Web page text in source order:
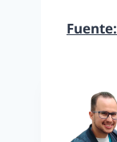
Fuente: